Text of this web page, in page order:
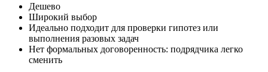
Дешево
Широкий выбор
Идеально подходит для проверки гипотез или
выполнения разовых задач
Нет формальных договоренность: подрядчика легко
сменить